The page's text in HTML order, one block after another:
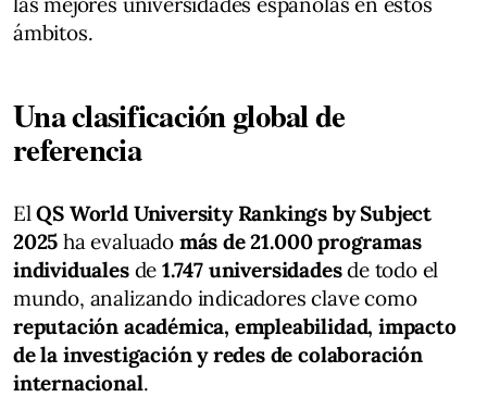
ámbitos.
Una clasificación global de
referencia
ElQS World University Rankings by Subject
2025 ha evaluado más de 21.000 programas
individualesde 1.747 universidadesde todo el
mundo, analizando indicadores clave como
reputación académica, empleabilidad, impacto
de la investigación y redes de colaboración
internacional.